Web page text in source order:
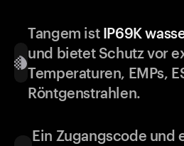
Tangem ist IP69K
und bietet Schutz vor
Temperaturen, EMPs,
Röntgenstrahlen.
Ein Zugangscode und